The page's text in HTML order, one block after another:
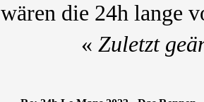
wären die 24h lange
« Zuletzt